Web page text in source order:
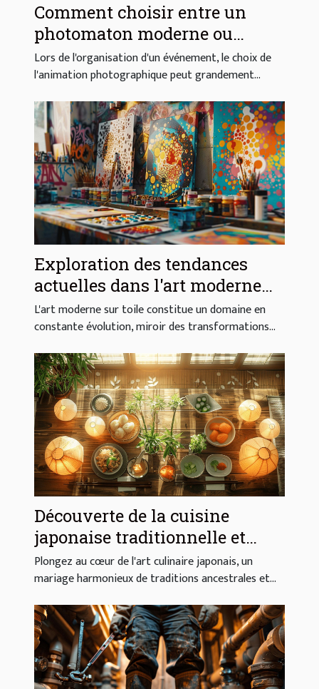
Comment choisir entre un
photomaton moderne ou
vintage pour votre événement
Lors de l'organisation d'un événement, le choix de
l'animation photographique peut grandement...
Exploration des tendances
actuelles dans l'art moderne
sur toile
L'art moderne sur toile constitue un domaine en
constante évolution, miroir des transformations...
Découverte de la cuisine
japonaise traditionnelle et
moderne
Plongez au cœur de l'art culinaire japonais, un
mariage harmonieux de traditions ancestrales et...